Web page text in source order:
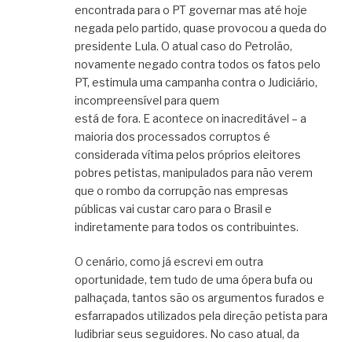
encontrada para o PT governar mas até hoje
negada pelo partido, quase provocou a queda do
presidente Lula. O atual caso do Petrolão,
novamente negado contra todos os fatos pelo
PT, estimula uma campanha contra o Judiciário,
incompreensível para quem
está de fora. E acontece on inacreditável – a
maioria dos processados corruptos é
considerada vítima pelos próprios eleitores
pobres petistas, manipulados para não verem
que o rombo da corrupção nas empresas
públicas vai custar caro para o Brasil e
indiretamente para todos os contribuintes.
O cenário, como já escrevi em outra
oportunidade, tem tudo de uma ópera bufa ou
palhaçada, tantos são os argumentos furados e
esfarrapados utilizados pela direção petista para
ludibriar seus seguidores. No caso atual, da